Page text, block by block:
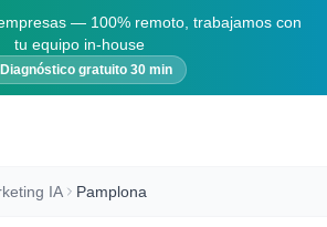
— 100% remoto, trabajamos con
tu equipo in-house
Diagnóstico gratuito 30 min
IA Pamplona